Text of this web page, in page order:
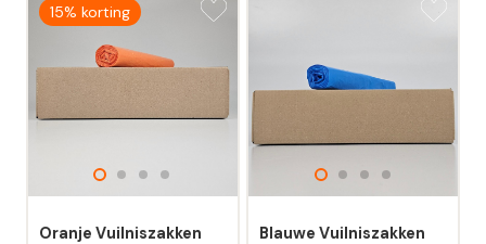
15% korting
Oranje Vuilniszakken
Blauwe Vuilniszakken